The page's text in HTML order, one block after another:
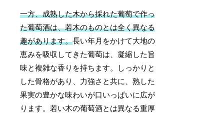
一方、成熟した木から採れた葡萄で作っ
た葡萄酒は、若木のものとは全く異なる
趣があります。長い年月をかけて大地の
恵みを吸収してきた葡萄は、凝縮した旨
味と複雑な香りを持ちます。しっかりと
した骨格があり、力強さと共に、熟した
果実の豊かな味わいが口いっぱいに広が
ります。若い木の葡萄酒とは異なる重厚